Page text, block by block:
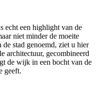
echt een highlight van de
niet minder de moeite
stad genoemd, ziet u hier
architectuur, gecombineerd
de wijk in een bocht van de
geeft.